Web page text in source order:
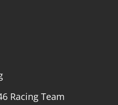
Racing Team